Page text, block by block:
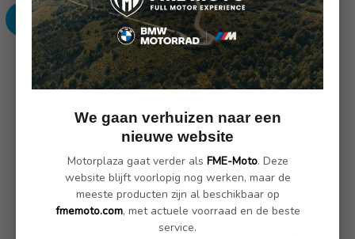
SKU: 30.9800
Omschrijving (Nog geen reviews)
Kenmerken
waterdicht, winddicht en ademend,
directe grip dankzij ION-membraantechnologie,
We gaan verhuizen naar een
nieuwe website
Motorplaza gaat verder als FME-Moto. Deze
website blijft voorlopig nog werken, maar de
meeste producten zijn al beschikbaar op
fmemoto.com, met actuele voorraad en de beste
service.